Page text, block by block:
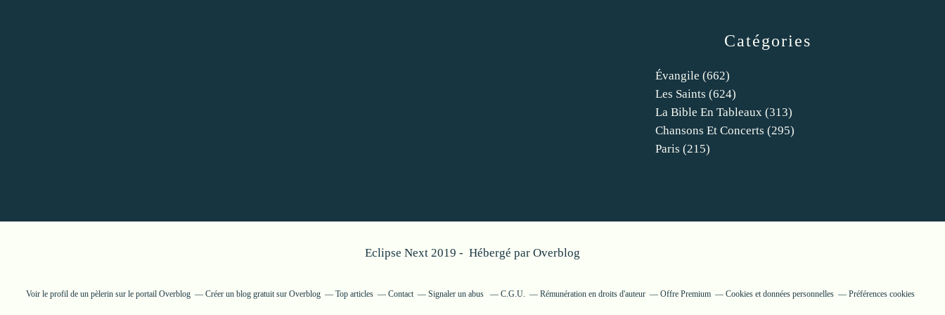
Catégories
Évangile (662)
Les Saints (624)
La Bible En Tableaux (313)
Chansons Et Concerts (295)
Paris (215)
Eclipse Next 2019 - Hébergé par Overblog
Voir le profil de un pèlerin sur le portail Overblog Créer un blog gratuit sur Overblog Top articles Contact Signaler un abus C.G.U. Rémunération en droits d'auteur Offre Premium Cookies et données personnelles Préférences cookies